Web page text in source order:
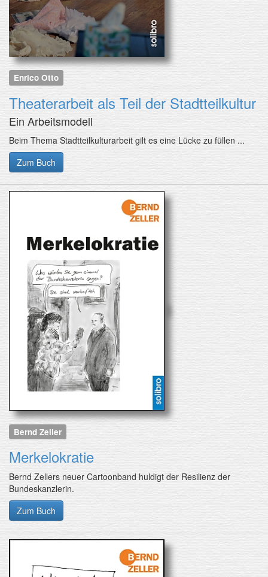
Enrico Otto
Theaterarbeit als Teil der Stadtteilkultur
Ein Arbeitsmodell
Beim Thema Stadtteilkulturarbeit gilt es eine Lücke zu füllen ...
Zum Buch
Bernd Zeller
Merkelokratie
Bernd Zellers neuer Cartoonband huldigt der Resilienz der
Bundeskanzlerin.
Zum Buch